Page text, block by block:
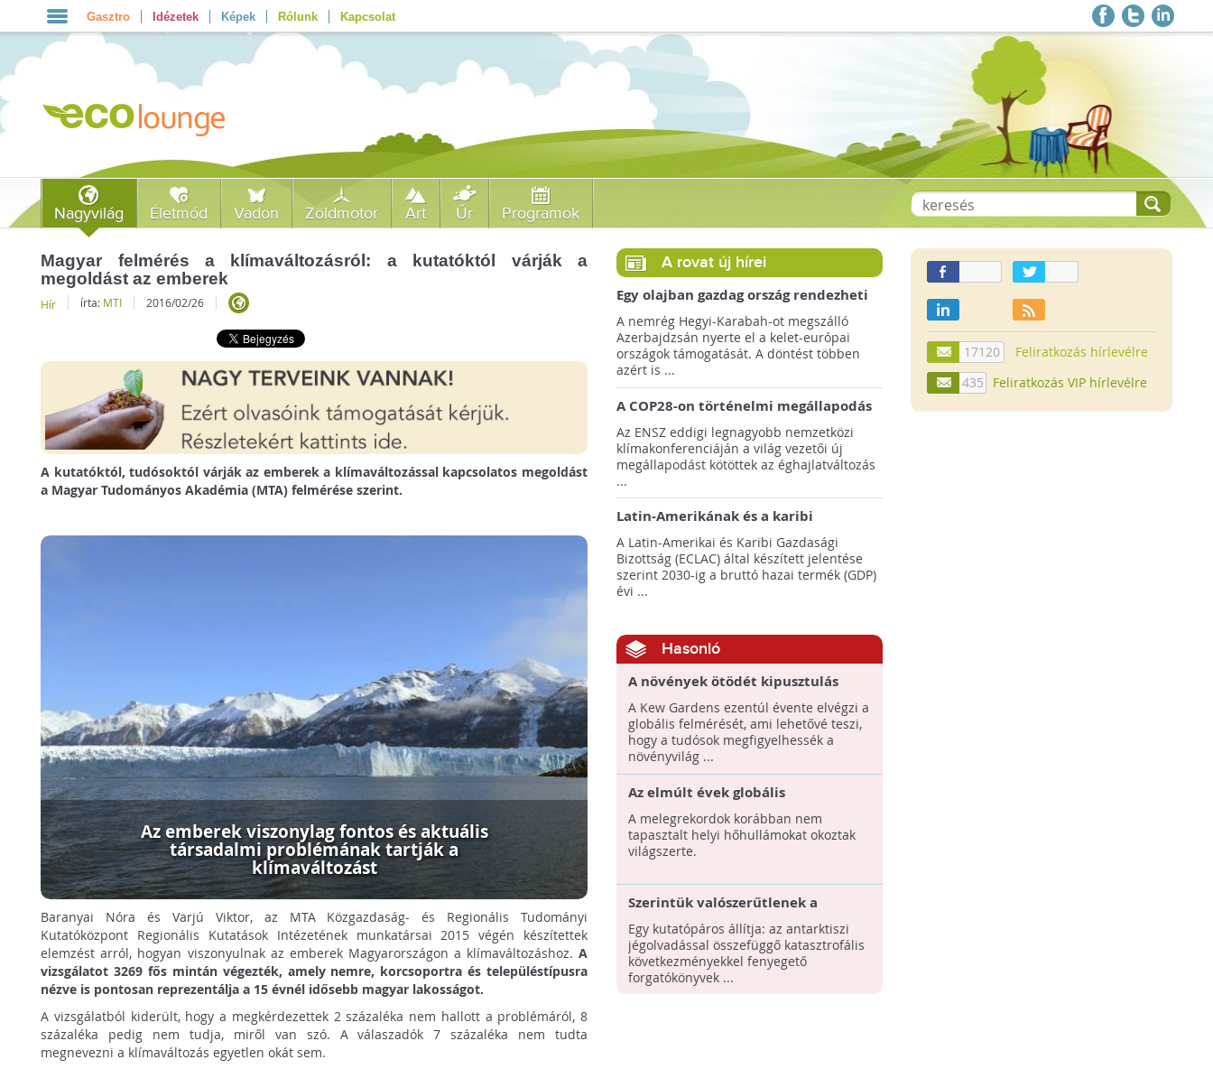
Gasztro Idézetek Képek Rólunk Kapcsolat
Nagyvilág Életmód Vadon Zöldmotor Art Űr Programok
Magyar felmérés a klímaváltozásról: a kutatóktól várják a
megoldást az emberek
Hír írta: MTI 2016/02/26
A kutatóktól, tudósoktól várják az emberek a klímaváltozással kapcsolatos megoldást
a Magyar Tudományos Akadémia (MTA) felmérése szerint.
Az emberek viszonylag fontos és aktuális
társadalmi problémának tartják a
klímaváltozást
Baranyai Nóra és Varjú Viktor, az MTA Közgazdaság- és Regionális Tudományi
Kutatóközpont Regionális Kutatások Intézetének munkatársai 2015 végén készítettek
elemzést arról, hogyan viszonyulnak az emberek Magyarországon a klímaváltozáshoz. A
vizsgálatot 3269 fős mintán végezték, amely nemre, korcsoportra és településtípusra
nézve is pontosan reprezentálja a 15 évnél idősebb magyar lakosságot.
A vizsgálatból kiderült, hogy a megkérdezettek 2 százaléka nem hallott a problémáról, 8
százaléka pedig nem tudja, miről van szó. A válaszadók 7 százaléka nem tudta
megnevezni a klímaváltozás egyetlen okát sem.
A rovat új hírei
Egy olajban gazdag ország rendezheti
jövőre a COP29 klímacsúcsot
A nemrég Hegyi-Karabah-ot megszálló
Azerbajdzsán nyerte el a kelet-európai
országok támogatását. A döntést többen
azért is ...
A COP28-on történelmi megállapodás
született! - Összefoglaló az ENSZ 28.
klímacsúcsáról
Az ENSZ eddigi legnagyobb nemzetközi
klímakonferenciáján a világ vezetői új
megállapodást kötöttek az éghajlatváltozás
...
Latin-Amerikának és a karibi
térségnek növelniük kell kiadásaikat
az éghajlatvédelmi célok eléréséhez
A Latin-Amerikai és Karibi Gazdasági
Bizottság (ECLAC) által készített jelentése
szerint 2030-ig a bruttó hazai termék (GDP)
évi ...
Hasonló
A növények ötödét kipusztulás
fenyegeti a klímaváltozás és
élőhelyük elvesztése miatt
A Kew Gardens ezentúl évente elvégzi a
globális felmérését, ami lehetővé teszi,
hogy a tudósok megfigyelhessék a
növényvilág ...
Az elmúlt évek globális
melegrekordjai az emberi
tevékenység következményei
A melegrekordok korábban nem
tapasztalt helyi hőhullámokat okoztak
világszerte.
Szerintük valószerűtlenek a
jégolvadásról szóló eddigi
forgatókönyvek
Egy kutatópáros állítja: az antarktiszi
jégolvadással összefüggő katasztrofális
következményekkel fenyegető
forgatókönyvek ...
17120
Feliratkozás hírlevélre
435
Feliratkozás VIP hírlevélre